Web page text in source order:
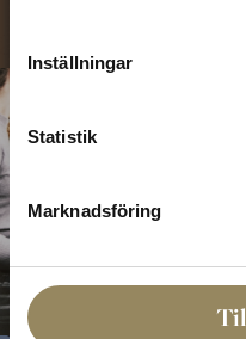
Inställningar
Statistik
Marknadsföring
Møder